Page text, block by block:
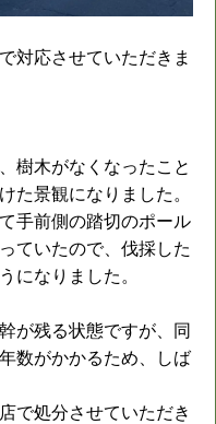
対応させていただきま
樹木がなくなったこと
た景観になりました。
手前側の踏切のポール
ていたので、伐採した
になりました。
が残る状態ですが、同
数がかかるため、しば
で処分させていただき